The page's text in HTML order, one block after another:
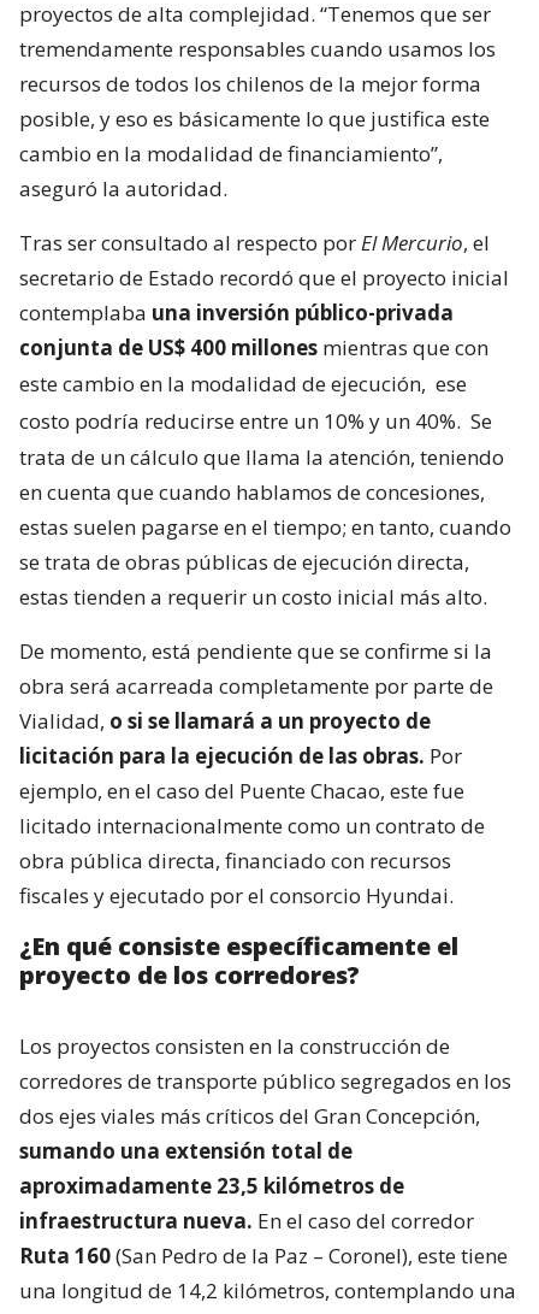
proyectos de alta complejidad. “Tenemos que ser
tremendamente responsables cuando usamos los
recursos de todos los chilenos de la mejor forma
posible, y eso es básicamente lo que justifica este
cambio en la modalidad de financiamiento”,
aseguró la autoridad.
Tras ser consultado al respecto porEl Mercurio, el
secretario de Estado recordó que el proyecto inicial
contemplaba una inversión público-privada
conjunta de US$ 400 millones mientras que con
este cambio en la modalidad de ejecución, ese
costo podría reducirse entre un 10% y un 40%. Se
trata de un cálculo que llama la atención, teniendo
en cuenta que cuando hablamos de concesiones,
estas suelen pagarse en el tiempo; en tanto, cuando
se trata de obras públicas de ejecución directa,
estas tienden a requerir un costo inicial más alto.
De momento, está pendiente que se confirme si la
obra será acarreada completamente por parte de
Vialidad, o si se llamará a un proyecto de
licitación para la ejecución de las obras. Por
ejemplo, en el caso del Puente Chacao, este fue
licitado internacionalmente como un contrato de
obra pública directa, financiado con recursos
fiscales y ejecutado por el consorcio Hyundai.
¿En qué consiste específicamente el
proyecto de los corredores?
Los proyectos consisten en la construcción de
corredores de transporte público segregados en los
dos ejes viales más críticos del Gran Concepción,
sumando una extensión total de
aproximadamente 23,5 kilómetros de
infraestructura nueva. En el caso del corredor
Ruta 160(San Pedro de la Paz – Coronel), este tiene
una longitud de 14,2 kilómetros, contemplando una